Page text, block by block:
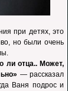
при детях, это
но были очень
ли отца.. Может,
— рассказал
Ваня подрос и